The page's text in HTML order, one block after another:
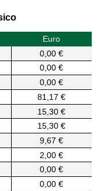
Euro
0,00 €
0,00 €
0,00 €
81,17 €
15,30 €
15,30 €
9,67 €
2,00 €
0,00 €
0,00 €